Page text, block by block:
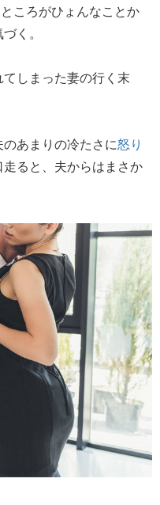
ころがひょんなことか
く。
しまった妻の行く末
あまりの冷たさに怒り
ると、夫からはまさか